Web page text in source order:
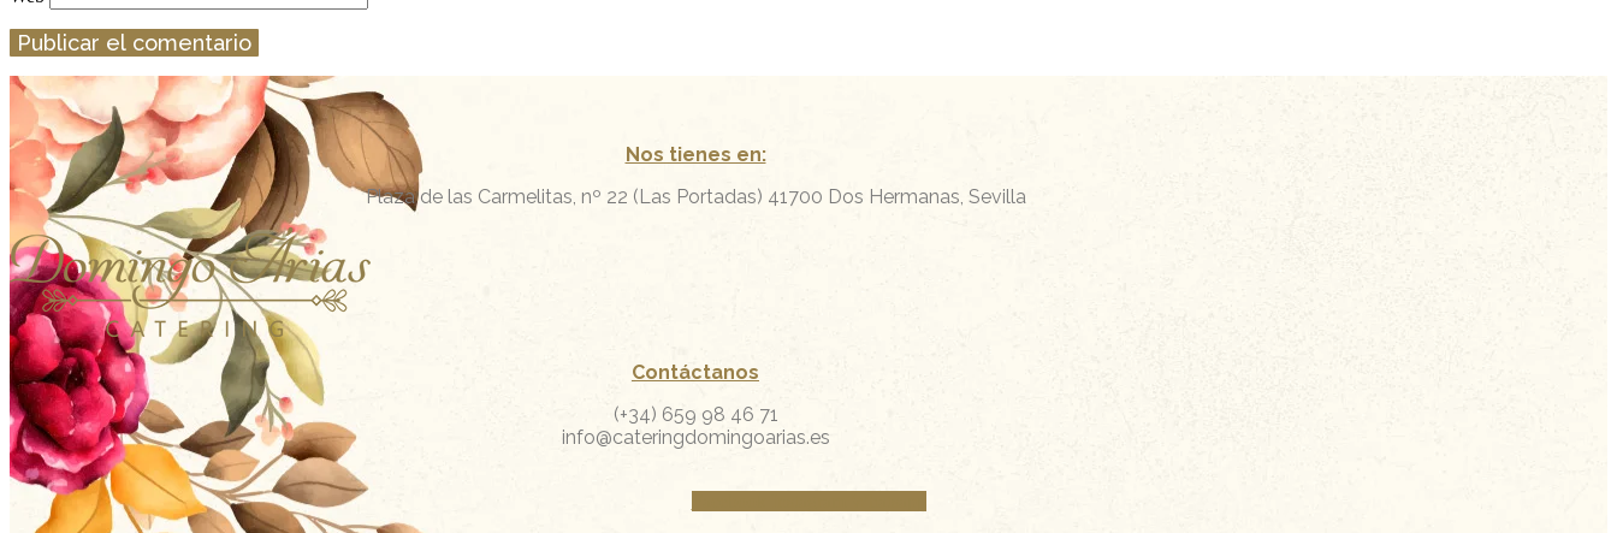
Nos tienes en:
Plaza de las Carmelitas, nº 22 (Las Portadas) 41700 Dos Hermanas, Sevilla
Contáctanos
(+34) 659 98 46 71
info@cateringdomingoarias.es